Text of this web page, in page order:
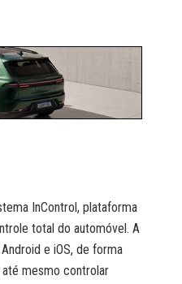
InControl, plataforma
total do automóvel. A
e iOS, de forma
mesmo controlar